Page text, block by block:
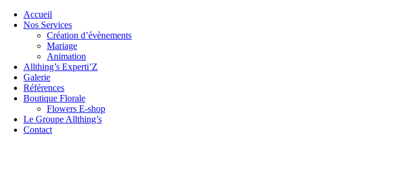
Accueil
Nos Services
Création d’évènements
Mariage
Animation
Allthing’s Experti’Z
Galerie
Références
Boutique Florale
Flowers E-shop
Le Groupe Allthing’s
Contact